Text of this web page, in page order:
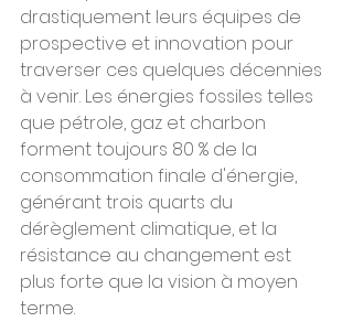
drastiquement leurs équipes de
prospective et innovation pour
traverser ces quelques décennies
à venir. Les énergies fossiles telles
que pétrole, gaz et charbon
forment toujours 80 % de la
consommation finale d'énergie,
générant trois quarts du
dérèglement climatique, et la
résistance au changement est
plus forte que la vision à moyen
terme.